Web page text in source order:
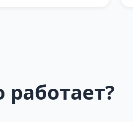
работает?